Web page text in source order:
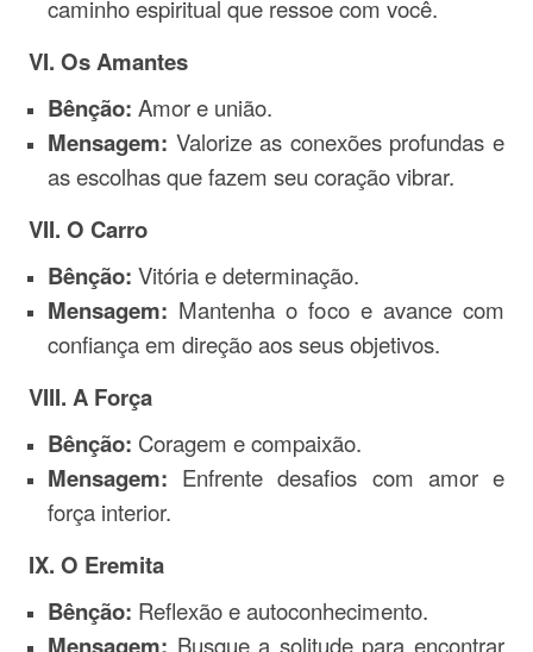
caminho espiritual que ressoe com você.
VI. Os Amantes
Bênção: Amor e união.
Mensagem: Valorize as conexões profundas e
as escolhas que fazem seu coração vibrar.
VII. O Carro
Bênção: Vitória e determinação.
Mensagem: Mantenha o foco e avance com
confiança em direção aos seus objetivos.
VIII. A Força
Bênção: Coragem e compaixão.
Mensagem: Enfrente desafios com amor e
força interior.
IX. O Eremita
Bênção: Reflexão e autoconhecimento.
Mensagem: Busque a solitude para encontrar